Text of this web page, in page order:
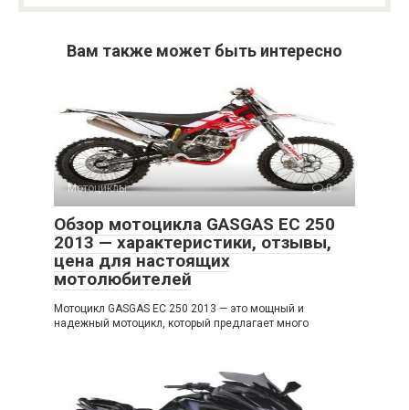
Вам также может быть интересно
Мотоциклы 0
Обзор мотоцикла GASGAS EC 250
2013 — характеристики, отзывы,
цена для настоящих
мотолюбителей
Мотоцикл GASGAS EC 250 2013 — это мощный и
надежный мотоцикл, который предлагает много